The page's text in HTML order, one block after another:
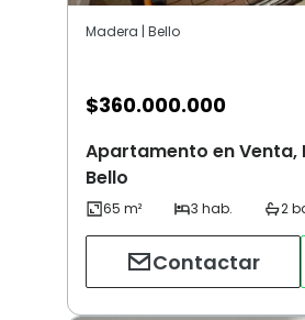
Madera | Bello
$360.000.000
Apartamento en Venta,
Bello
Contactar